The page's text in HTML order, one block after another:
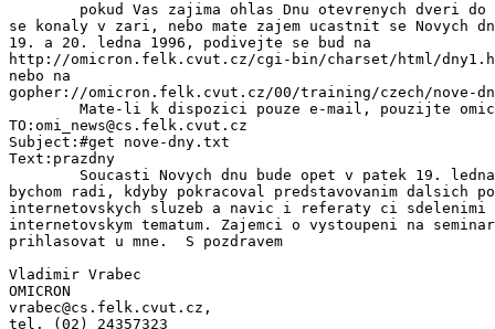
pokud Vas zajima ohlas Dnu otevrenych dveri do
se konaly v zari, nebo mate zajem ucastnit se Novych
19. a 20. ledna 1996, podivejte se bud na
http://omicron.felk.cvut.cz/cgi-bin/charset/html/
nebo na
gopher://omicron.felk.cvut.cz/00/training/czech/nove-
Mate-li k dispozici pouze e-mail, pouzijte
TO:omi_news@cs.felk.cvut.cz
Subject:#get nove-dny.txt
Text:prazdny
Soucasti Novych dnu bude opet v patek 19.
bychom radi, kdyby pokracoval predstavovanim dalsich
internetovskych sluzeb a navic i referaty ci sdelenimi k
internetovskym tematum. Zajemci o vystoupeni na
prihlasovat u mne.  S pozdravem
Vladimir Vrabec
OMICRON
vrabec@cs.felk.cvut.cz,